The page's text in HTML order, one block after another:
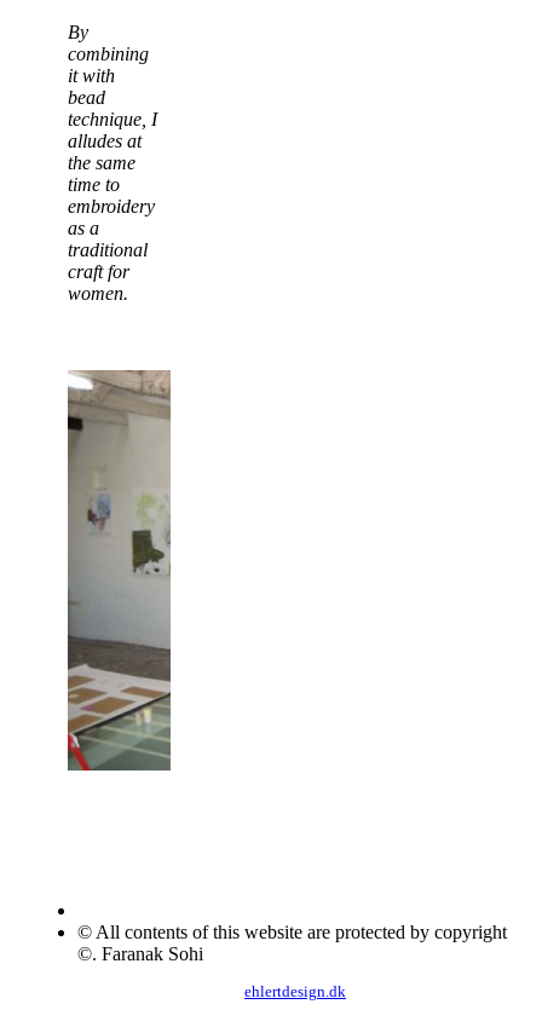
By
combining
it with
bead
technique, I
alludes at
the same
time to
embroidery
as a
traditional
craft for
women.
© All contents of this website are protected by copyright
©. Faranak Sohi
ehlertdesign.dk